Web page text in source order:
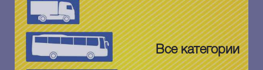
Все категории